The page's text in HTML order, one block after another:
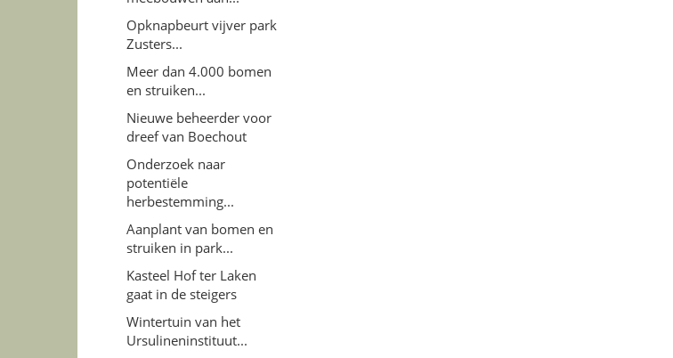
Opknapbeurt vijver park
Zusters...
Meer dan 4.000 bomen
en struiken...
Nieuwe beheerder voor
dreef van Boechout
Onderzoek naar
potentiële
herbestemming...
Aanplant van bomen en
struiken in park...
Kasteel Hof ter Laken
gaat in de steigers
Wintertuin van het
Ursulineninstituut...